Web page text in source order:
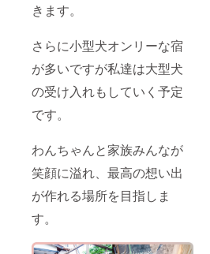
きます。
さらに小型犬オンリーな宿
が多いですが私達は大型犬
の受け入れもしていく予定
です。
わんちゃんと家族みんなが
笑顔に溢れ、最高の想い出
が作れる場所を目指しま
す。